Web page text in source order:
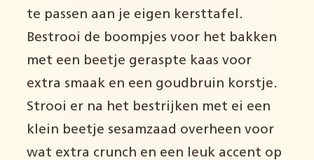
te passen aan je eigen kersttafel.
Bestrooi de boompjes voor het bakken
met een beetje geraspte kaas voor
extra smaak en een goudbruin korstje.
Strooi er na het bestrijken met ei een
klein beetje sesamzaad overheen voor
wat extra crunch en een leuk accent op